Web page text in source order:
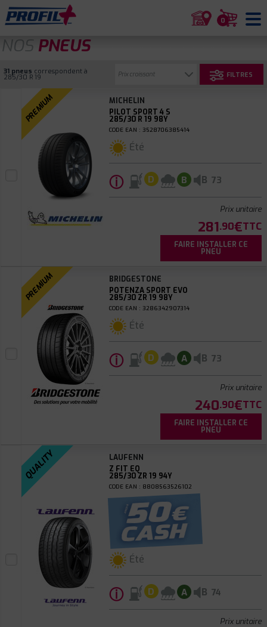
0
NOS PNEUS
31 pneus correspondent à
285/30 R 19 FILTRES
PREMIUM
MICHELIN
PILOT SPORT 4 S
285/30 R 19 98Y
CODE EAN : 3528706385414
Été
ⓘ D B B 73
Prix unitaire
281.90€TTC
FAIRE INSTALLER CE
PNEU
PREMIUM
BRIDGESTONE
POTENZA SPORT EVO
285/30 ZR 19 98Y
CODE EAN : 3286342907314
Été
ⓘ D A B 73
Prix unitaire
240.90€TTC
FAIRE INSTALLER CE
PNEU
QUALITY
LAUFENN
Z FIT EQ
285/30 ZR 19 94Y
CODE EAN : 8808563526102
Été
ⓘ D A B 74
Prix unitaire